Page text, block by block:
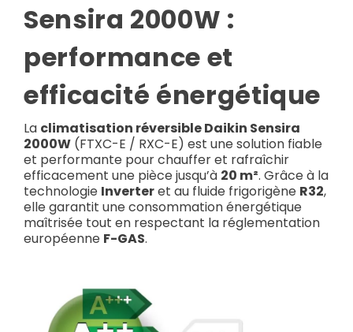
Sensira 2000W :
performance et
efficacité énergétique
La climatisation réversible Daikin Sensira
2000W (FTXC-E / RXC-E) est une solution fiable
et performante pour chauffer et rafraîchir
efficacement une pièce jusqu’à 20 m². Grâce à la
technologie Inverteret au fluide frigorigène R32,
elle garantit une consommation énergétique
maîtrisée tout en respectant la réglementation
européenne F-GAS.